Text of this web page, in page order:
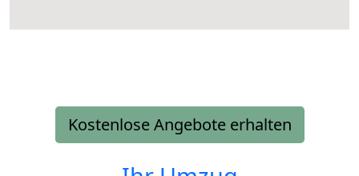
Kostenlose Angebote erhalten